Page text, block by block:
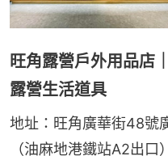
旺角露營戶外用品店
露營生活道具
地址：旺角廣華街48號
（油麻地港鐵站A2出口）